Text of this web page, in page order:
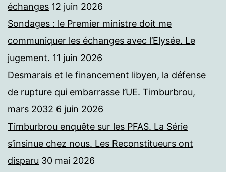
échanges 12 juin 2026
Sondages : le Premier ministre doit me
communiquer les échanges avec l’Elysée. Le
jugement. 11 juin 2026
Desmarais et le financement libyen, la défense
de rupture qui embarrasse l’UE. Timburbrou,
mars 2032 6 juin 2026
Timburbrou enquête sur les PFAS. La Série
s’insinue chez nous. Les Reconstitueurs ont
disparu 30 mai 2026